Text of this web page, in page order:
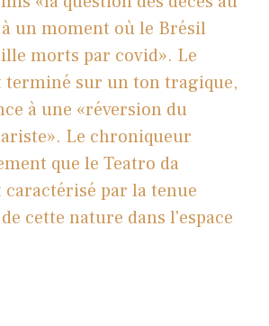
un moment où le Brésil
morts par covid». Le
terminé sur un ton tragique,
à une «réversion du
Le chroniqueur
que le Teatro da
caractérisé par la tenue
cette nature dans l'espace